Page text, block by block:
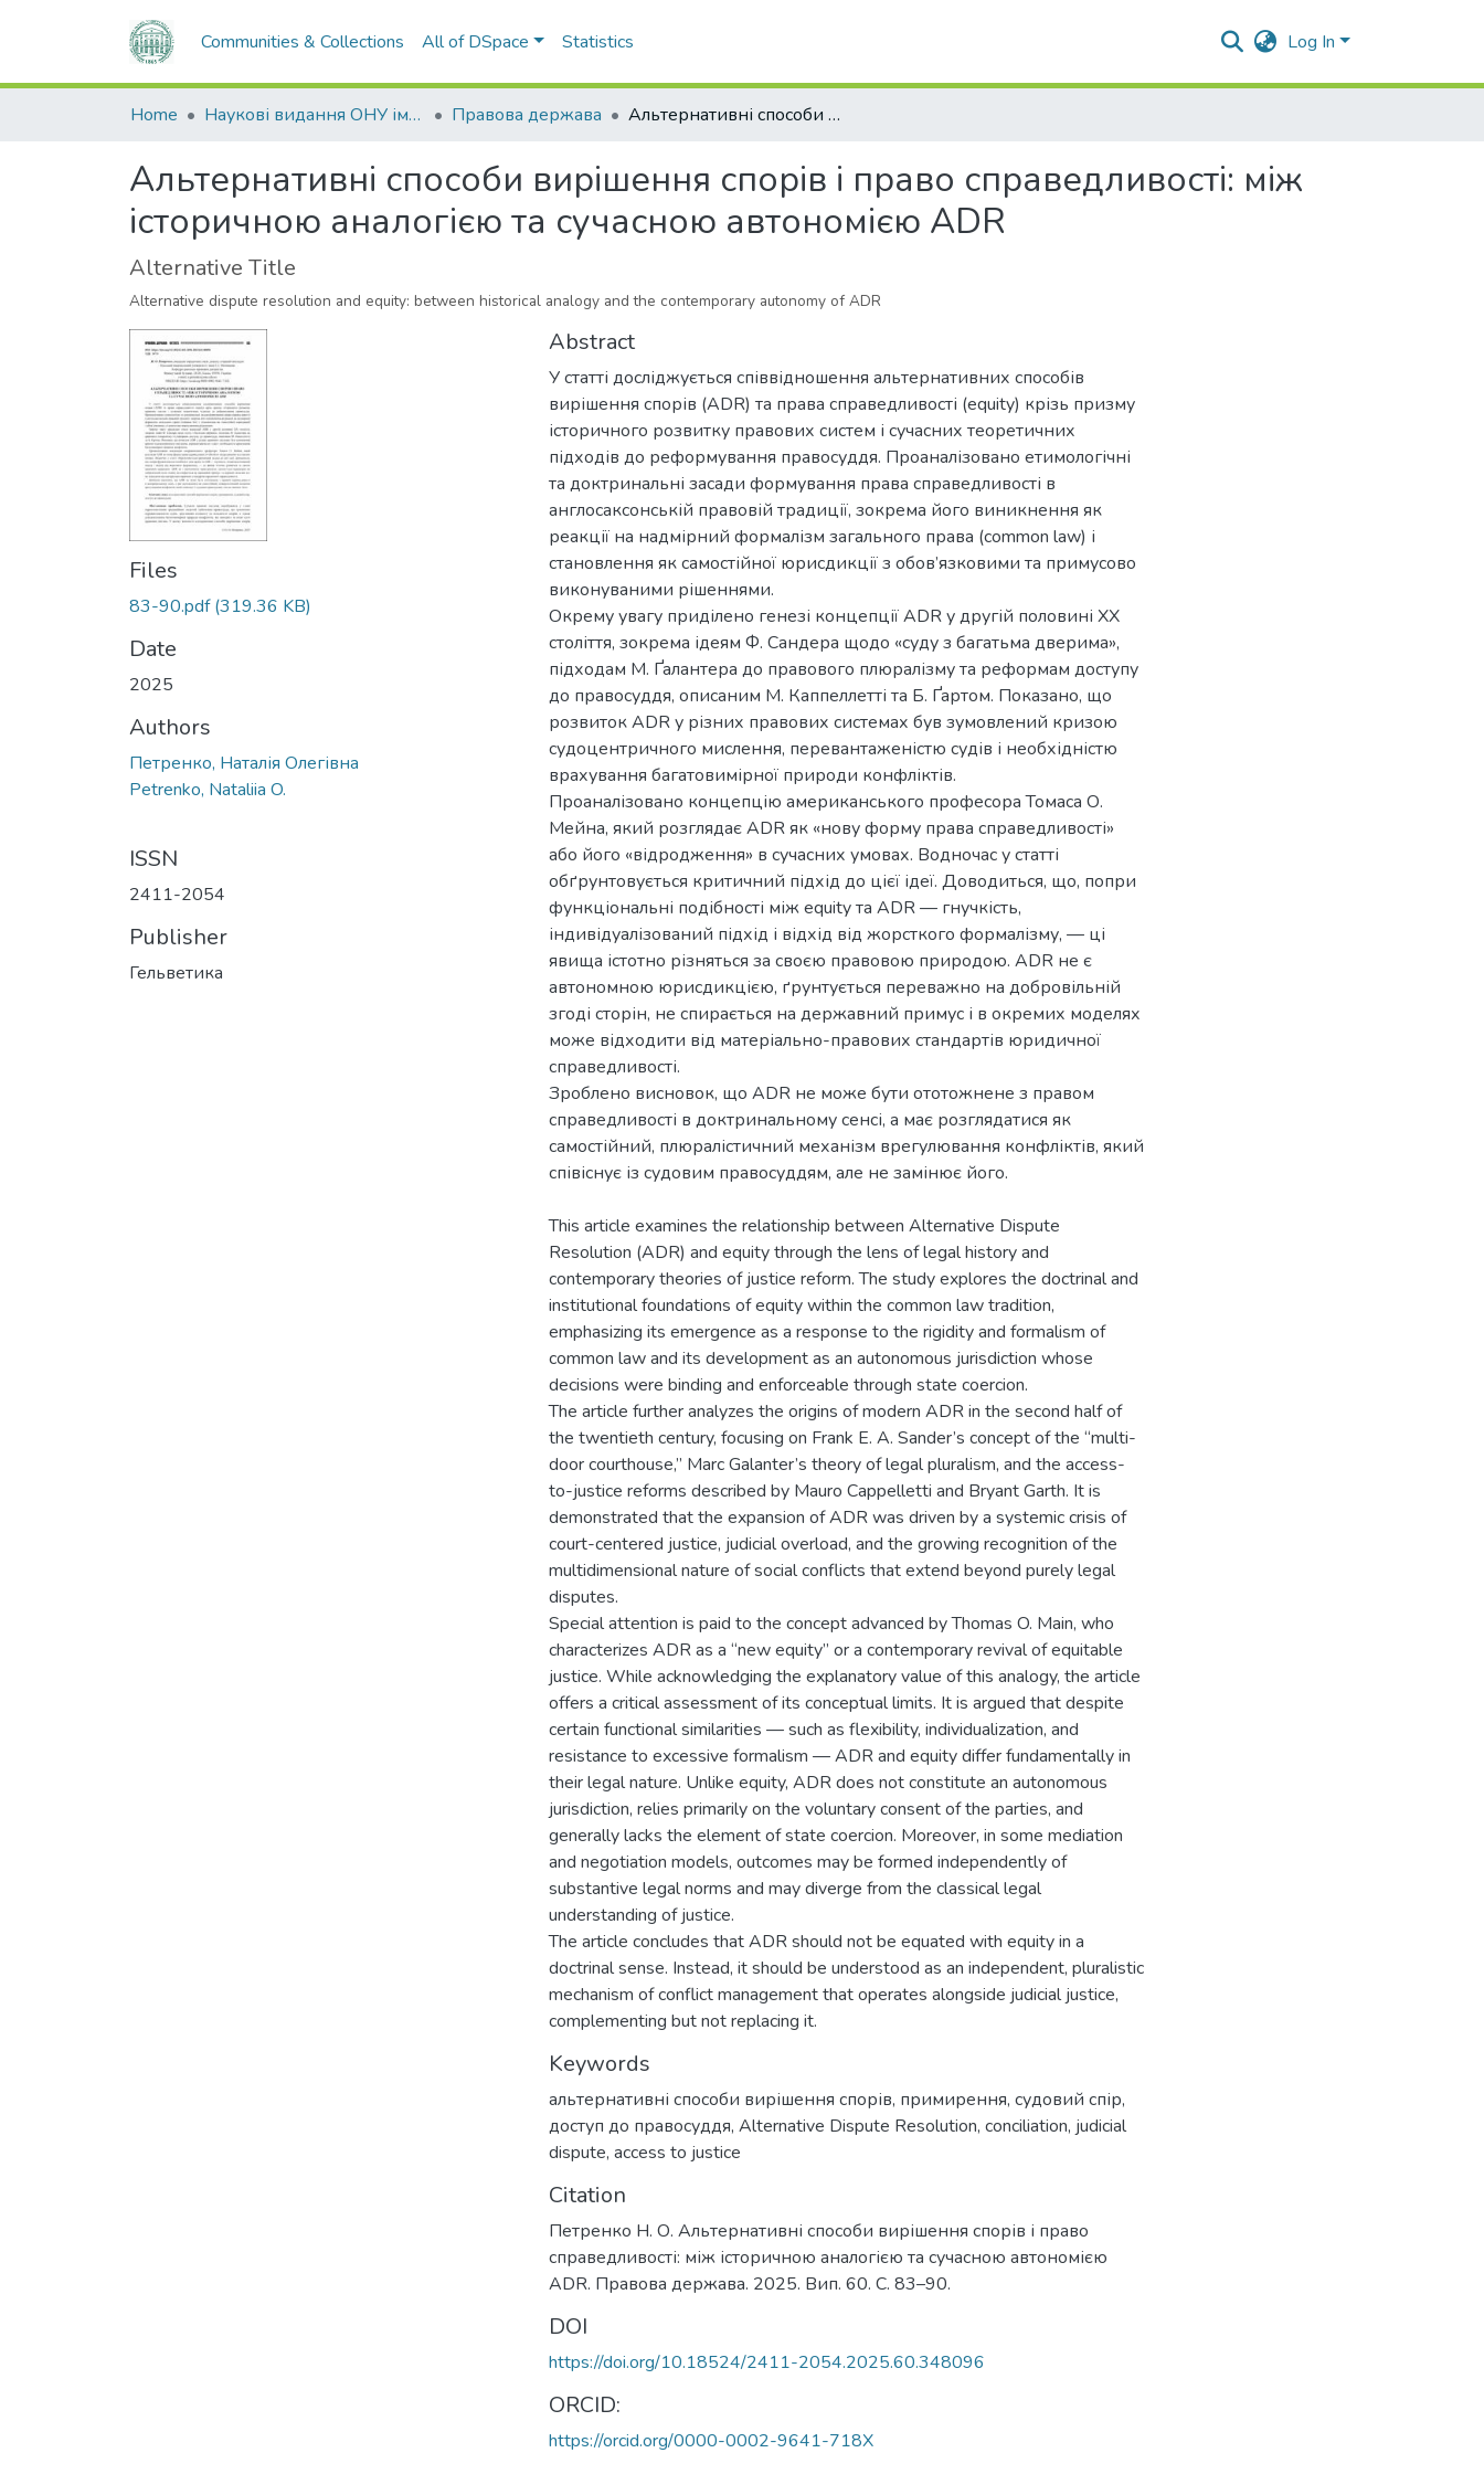
Communities & Collections All of DSpace Statistics Log In
Home Наукові видання ОНУ імені І. І. Мечникова Правова держава Альтернативні способи вирішення спорів і право справедливості: між історичною аналогією та сучасною автономією ADR
Альтернативні способи вирішення спорів і право справедливості: між
історичною аналогією та сучасною автономією ADR
Alternative Title
Alternative dispute resolution and equity: between historical analogy and the contemporary autonomy of ADR
Files
83-90.pdf(319.36 KB)
Date
2025
Authors
Петренко, Наталія Олегівна
Petrenko, Nataliia O.
ISSN
2411-2054
Publisher
Гельветика
Abstract
У статті досліджується співвідношення альтернативних способів
вирішення спорів (ADR) та права справедливості (equity) крізь призму
історичного розвитку правових систем і сучасних теоретичних
підходів до реформування правосуддя. Проаналізовано етимологічні
та доктринальні засади формування права справедливості в
англосаксонській правовій традиції, зокрема його виникнення як
реакції на надмірний формалізм загального права (common law) і
становлення як самостійної юрисдикції з обов’язковими та примусово
виконуваними рішеннями.
Окрему увагу приділено генезі концепції ADR у другій половині ХХ
століття, зокрема ідеям Ф. Сандера щодо «суду з багатьма дверима»,
підходам М. Ґалантера до правового плюралізму та реформам доступу
до правосуддя, описаним М. Каппеллетті та Б. Ґартом. Показано, що
розвиток ADR у різних правових системах був зумовлений кризою
судоцентричного мислення, перевантаженістю судів і необхідністю
врахування багатовимірної природи конфліктів.
Проаналізовано концепцію американського професора Томаса О.
Мейна, який розглядає ADR як «нову форму права справедливості»
або його «відродження» в сучасних умовах. Водночас у статті
обґрунтовується критичний підхід до цієї ідеї. Доводиться, що, попри
функціональні подібності між equity та ADR — гнучкість,
індивідуалізований підхід і відхід від жорсткого формалізму, — ці
явища істотно різняться за своєю правовою природою. ADR не є
автономною юрисдикцією, ґрунтується переважно на добровільній
згоді сторін, не спирається на державний примус і в окремих моделях
може відходити від матеріально-правових стандартів юридичної
справедливості.
Зроблено висновок, що ADR не може бути ототожнене з правом
справедливості в доктринальному сенсі, а має розглядатися як
самостійний, плюралістичний механізм врегулювання конфліктів, який
This article examines the relationship between Alternative Dispute
Resolution (ADR) and equity through the lens of legal history and
contemporary theories of justice reform. The study explores the doctrinal and
institutional foundations of equity within the common law tradition,
emphasizing its emergence as a response to the rigidity and formalism of
common law and its development as an autonomous jurisdiction whose
decisions were binding and enforceable through state coercion.
The article further analyzes the origins of modern ADR in the second half of
the twentieth century, focusing on Frank E. A. Sander’s concept of the “multi-
door courthouse,” Marc Galanter’s theory of legal pluralism, and the access-
to-justice reforms described by Mauro Cappelletti and Bryant Garth. It is
demonstrated that the expansion of ADR was driven by a systemic crisis of
court-centered justice, judicial overload, and the growing recognition of the
multidimensional nature of social conflicts that extend beyond purely legal
disputes.
Special attention is paid to the concept advanced by Thomas O. Main, who
characterizes ADR as a “new equity” or a contemporary revival of equitable
justice. While acknowledging the explanatory value of this analogy, the article
offers a critical assessment of its conceptual limits. It is argued that despite
certain functional similarities — such as flexibility, individualization, and
resistance to excessive formalism — ADR and equity differ fundamentally in
their legal nature. Unlike equity, ADR does not constitute an autonomous
jurisdiction, relies primarily on the voluntary consent of the parties, and
generally lacks the element of state coercion. Moreover, in some mediation
and negotiation models, outcomes may be formed independently of
substantive legal norms and may diverge from the classical legal
understanding of justice.
The article concludes that ADR should not be equated with equity in a
doctrinal sense. Instead, it should be understood as an independent, pluralistic
mechanism of conflict management that operates alongside judicial justice,
complementing but not replacing it.
Keywords
альтернативні способи вирішення спорів, примирення, судовий спір,
доступ до правосуддя, Alternative Dispute Resolution, conciliation, judicial
dispute, access to justice
Citation
Петренко Н. О. Альтернативні способи вирішення спорів і право
справедливості: між історичною аналогією та сучасною автономією
ADR. Правова держава. 2025. Вип. 60. С. 83–90.
DOI
https://doi.org/10.18524/2411-2054.2025.60.348096
ORCID:
https://orcid.org/0000-0002-9641-718X